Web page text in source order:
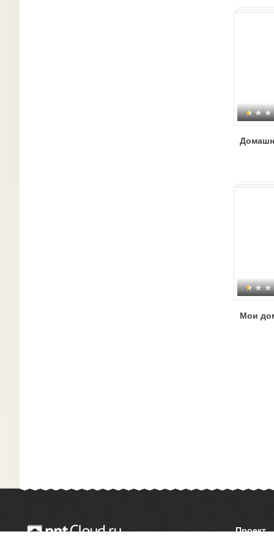
Мои
Проект